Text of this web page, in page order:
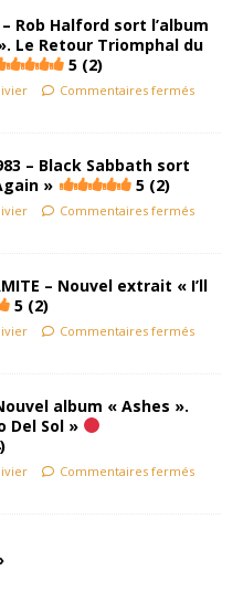
Rob Halford sort l’album
Le Retour Triomphal du
5 (2)
Commentaires fermés
– Black Sabbath sort
»
5 (2)
Commentaires fermés
– Nouvel extrait « I’ll
5 (2)
Commentaires fermés
album « Ashes ».
Del Sol »
Commentaires fermés